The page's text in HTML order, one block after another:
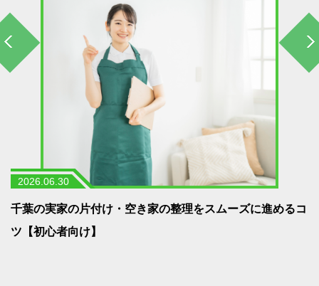
2026.06.30
千葉の実家の片付け・空き家の整理をスムーズに進めるコ
ツ【初心者向け】